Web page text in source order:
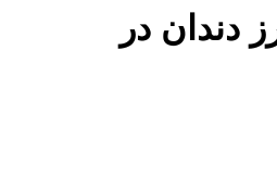
دندان در